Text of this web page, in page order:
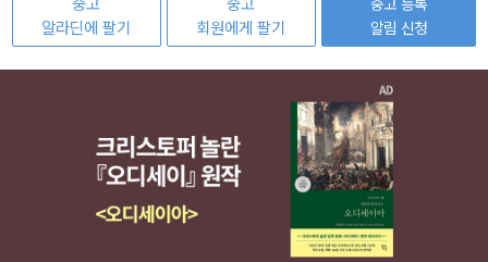
중고
알라딘에 팔기
중고
회원에게 팔기
중고 등록
알림 신청